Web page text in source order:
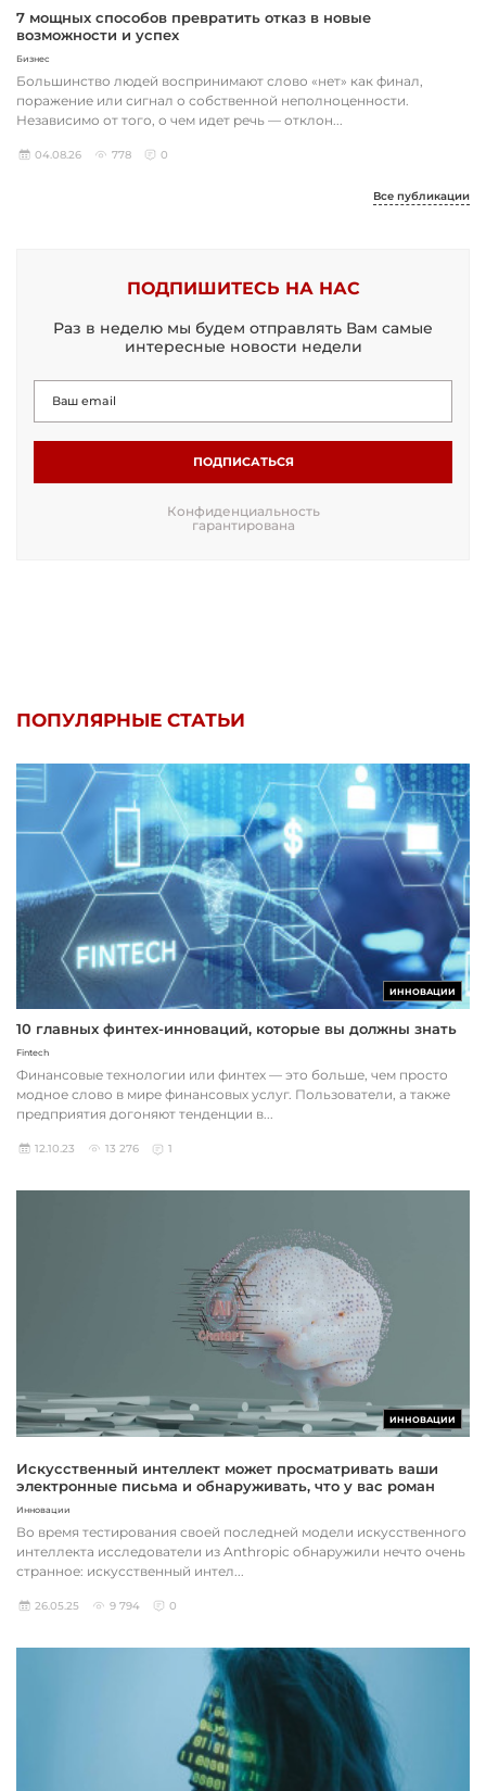
7 мощных способов превратить отказ в новые
возможности и успех
Бизнес
Большинство людей воспринимают слово «нет» как финал,
поражение или сигнал о собственной неполноценности.
Независимо от того, о чем идет речь — отклон...
04.08.26 778 0
Все публикации
ПОДПИШИТЕСЬ НА НАС
Раз в неделю мы будем отправлять Вам самые
интересные новости недели
ПОДПИСАТЬСЯ
Конфиденциальность
гарантирована
ПОПУЛЯРНЫЕ СТАТЬИ
ИННОВАЦИИ
10 главных финтех-инноваций, которые вы должны знать
Fintech
Финансовые технологии или финтех — это больше, чем просто
модное слово в мире финансовых услуг. Пользователи, а также
предприятия догоняют тенденции в...
12.10.23 13 276 1
ИННОВАЦИИ
Искусственный интеллект может просматривать ваши
электронные письма и обнаруживать, что у вас роман
Инновации
Во время тестирования своей последней модели искусственного
интеллекта исследователи из Anthropic обнаружили нечто очень
странное: искусственный интел...
26.05.25 9 794 0